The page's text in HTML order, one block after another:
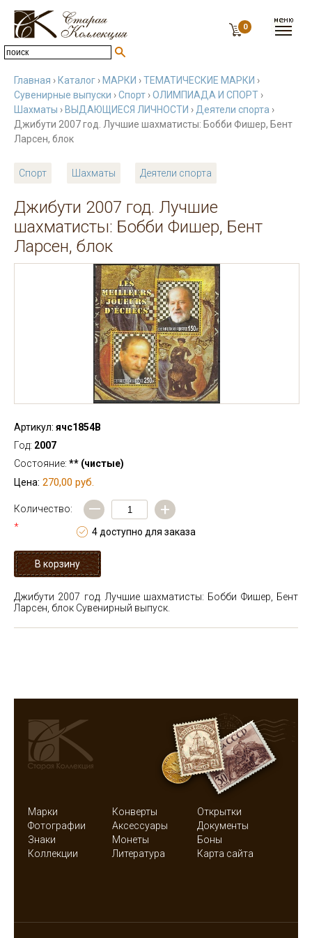
0
Главная › Каталог › МАРКИ ›ТЕМАТИЧЕСКИЕ МАРКИ ›
Сувенирные выпуски ›Спорт ›ОЛИМПИАДА И СПОРТ ›
Шахматы › ВЫДАЮЩИЕСЯ ЛИЧНОСТИ › Деятели спорта ›
Джибути 2007 год. Лучшие шахматисты: Бобби Фишер, Бент
Ларсен, блок
Спорт Шахматы Деятели спорта
Джибути 2007 год. Лучшие
шахматисты: Бобби Фишер, Бент
Ларсен, блок
Артикул: ячс1854В
Год: 2007
Состояние: ** (чистые)
Цена: 270,00 руб.
Количество:
*
— +
4 доступно для заказа
Джибути 2007 год. Лучшие шахматисты: Бобби Фишер, Бент
Ларсен, блок Сувенирный выпуск.
Марки Конверты
Открытки
Фотографии
Аксессуары
Документы
Знаки
Монеты
Боны
Коллекции
Литература Карта сайта